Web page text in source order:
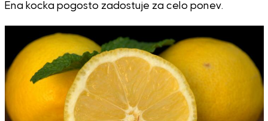
Ena kocka pogosto zadostuje za celo ponev.